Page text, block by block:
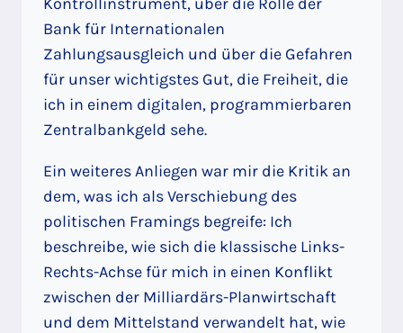
Bank für Internationalen
Zahlungsausgleich und über die Gefahren
für unser wichtigstes Gut, die Freiheit, die
ich in einem digitalen, programmierbaren
Zentralbankgeld sehe.
Ein weiteres Anliegen war mir die Kritik an
dem, was ich als Verschiebung des
politischen Framings begreife: Ich
beschreibe, wie sich die klassische Links-
Rechts-Achse für mich in einen Konflikt
zwischen der Milliardärs-Planwirtschaft
und dem Mittelstand verwandelt hat, wie